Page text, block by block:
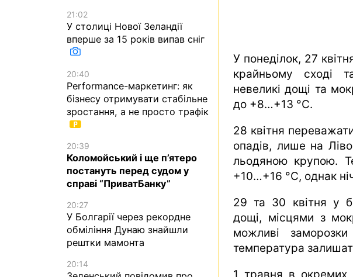
У понеділок, 27
крайньому сході
невеликі дощі та
до +8…+13 °C.
28 квітня
опадів, лише на
льодяною крупою.
+10…+16 °C, однак
29 та 30 квітня у
дощі, місцями з
можливі
температура
21:02
У столиці Нової Зеландії
вперше за 15 років випав сніг
20:40
Performance-маркетинг: як
бізнесу отримувати стабільне
зростання, а не просто трафік
20:39
Коломойський і ще п’ятеро
постануть перед судом у
справі “ПриватБанку”
20:27
У Болгарії через рекордне
обміління Дунаю знайшли
рештки мамонта
20:14